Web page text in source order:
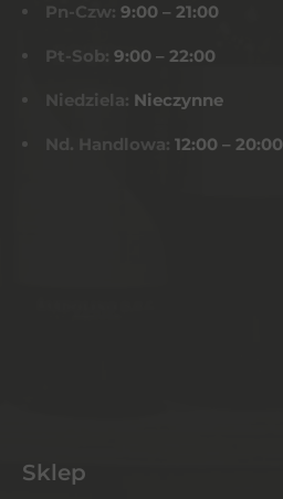
Pn-Czw: 9:00 – 21:00
Pt-Sob: 9:00 – 22:00
Niedziela: Nieczynne
Nd. Handlowa: 12:00 – 20:00
Sklep